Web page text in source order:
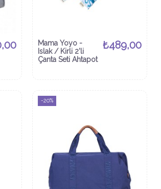
Mama Yoyo -
Islak / Kirli 2'li
Çanta Seti Ahtapot
₺489,00
-20%